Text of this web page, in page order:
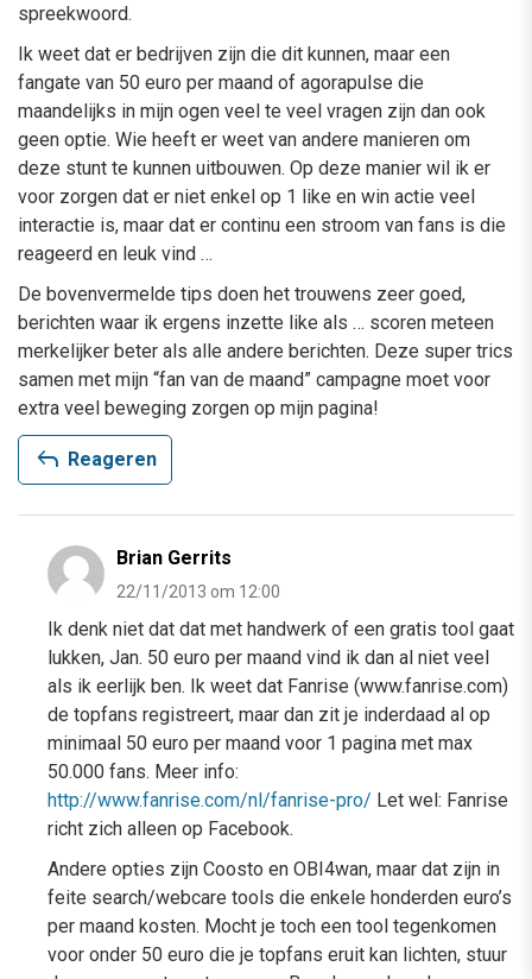
spreekwoord.
Ik weet dat er bedrijven zijn die dit kunnen, maar een
fangate van 50 euro per maand of agorapulse die
maandelijks in mijn ogen veel te veel vragen zijn dan ook
geen optie. Wie heeft er weet van andere manieren om
deze stunt te kunnen uitbouwen. Op deze manier wil ik er
voor zorgen dat er niet enkel op 1 like en win actie veel
interactie is, maar dat er continu een stroom van fans is die
reageerd en leuk vind …
De bovenvermelde tips doen het trouwens zeer goed,
berichten waar ik ergens inzette like als … scoren meteen
merkelijker beter als alle andere berichten. Deze super trics
samen met mijn “fan van de maand” campagne moet voor
extra veel beweging zorgen op mijn pagina!
reply Reageren
Brian Gerrits
22/11/2013 om 12:00
Ik denk niet dat dat met handwerk of een gratis tool gaat
lukken, Jan. 50 euro per maand vind ik dan al niet veel
als ik eerlijk ben. Ik weet dat Fanrise (www.fanrise.com)
de topfans registreert, maar dan zit je inderdaad al op
minimaal 50 euro per maand voor 1 pagina met max
50.000 fans. Meer info:
http://www.fanrise.com/nl/fanrise-pro/ Let wel: Fanrise
richt zich alleen op Facebook.
Andere opties zijn Coosto en OBI4wan, maar dat zijn in
feite search/webcare tools die enkele honderden euro’s
per maand kosten. Mocht je toch een tool tegenkomen
voor onder 50 euro die je topfans eruit kan lichten, stuur